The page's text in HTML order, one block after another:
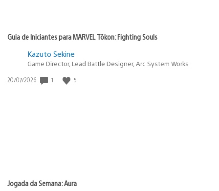
Guia de Iniciantes para MARVEL Tōkon: Fighting Souls
Kazuto Sekine
Game Director, Lead Battle Designer, Arc System Works
Data
20/07/2026 1 5
Jogada da Semana: Aura